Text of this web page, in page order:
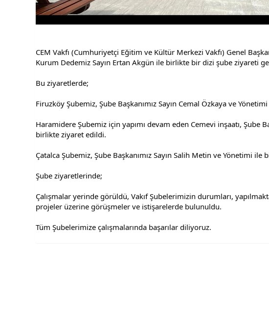
CEM Vakfı (Cumhuriyetçi Eğitim ve Kültür Merkezi Vakfı) Genel
Kurum Dedemiz Sayın Ertan Akgün ile birlikte bir dizi şube ziyareti
Bu ziyaretlerde;
Firuzköy Şubemiz, Şube Başkanımız Sayın Cemal Özkaya ve
Haramidere Şubemiz için yapımı devam eden Cemevi inşaatı, Şube
birlikte ziyaret edildi.
Çatalca Şubemiz, Şube Başkanımız Sayın Salih Metin ve Yönetimi ile
Şube ziyaretlerinde;
Çalışmalar yerinde görüldü, Vakıf Şubelerimizin durumları,
projeler üzerine görüşmeler ve istişarelerde bulunuldu.
Tüm Şubelerimize çalışmalarında başarılar diliyoruz.